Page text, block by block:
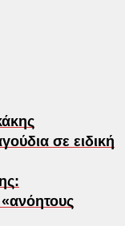
σε ειδική
«ανόητους